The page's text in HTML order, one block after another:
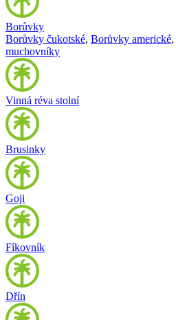
Borůvky
Borůvky čukotské, Borůvky americké,
muchovníky
Vinná réva stolní
Brusinky
Goji
Fíkovník
Dřín